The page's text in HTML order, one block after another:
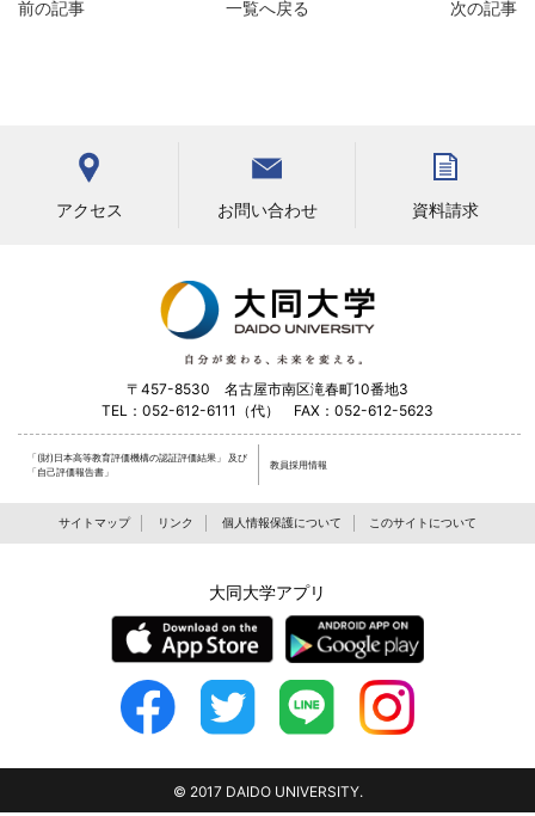
前の記事 次の記事
一覧へ戻る
アクセス お問い合わせ 資料請求
〒457-8530 名古屋市南区滝春町10番地3
TEL：052-612-6111（代） FAX：052-612-5623
「(財)日本高等教育評価機構の認証評価結果」 及び
「自己評価報告書」
教員採用情報
サイトマップ リンク 個人情報保護について このサイトについて
大同大学アプリ
© 2017 DAIDO UNIVERSITY.